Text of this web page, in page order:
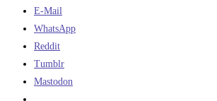
E-Mail
WhatsApp
Reddit
Tumblr
Mastodon